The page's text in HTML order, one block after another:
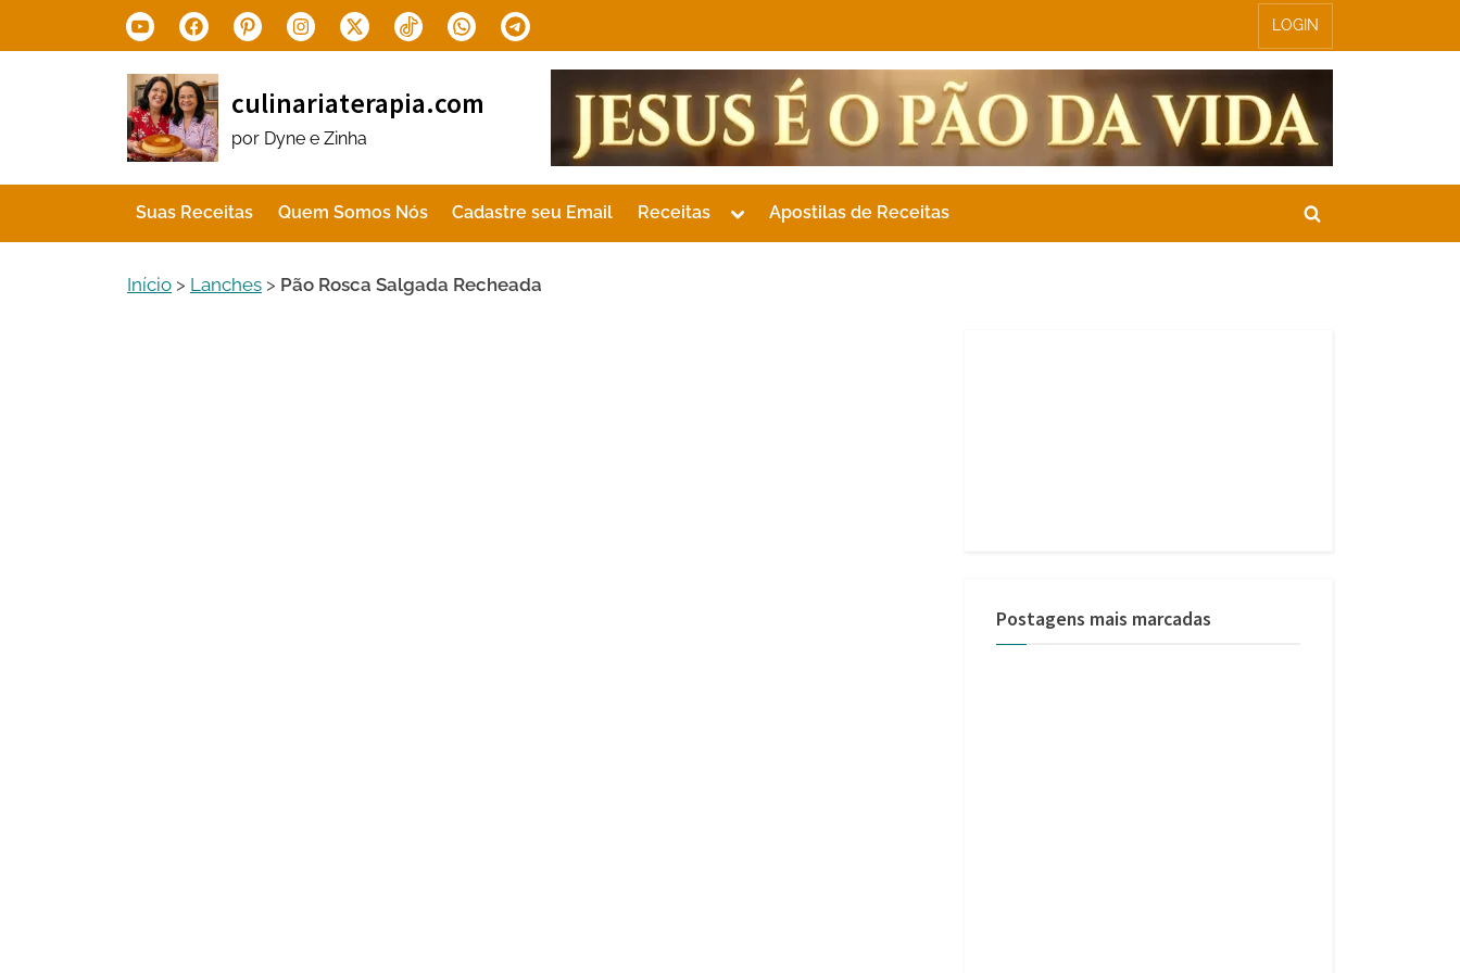
to
YoutubeFacebookPinterestInstagram
X.com Tiktok WhatsAppTelegram LOGIN
culinariaterapia.com
por Dyne e Zinha
Suas Receitas Quem Somos Nós Cadastre seu Email Receitas
Toggle
menu
Apostilas de Receitas
Toggle
Início > Lanches > Pão Rosca Salgada Recheada
Postagens mais marcadas